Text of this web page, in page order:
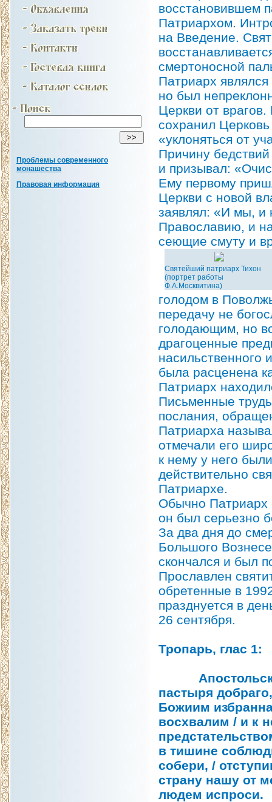
Проблемы современного
монашества
Правовая информация
восстановившем
Патриархом.
на Введение.
смертоносной
Патриарх
но был
Церкви от
сохранил
«уклоняться от
Причину
и призывал:
Ему первому
Церкви с новой
заявлял: «И мы, и
Православию, и
сеющие смуту и
Святейший патриарх Тихон
(портрет работы
Ф.А.Москвитина)
голодом в
передачу не
голодающим, но
драгоценные
насильственного
была расценена
Патриарх
Письменные
послания,
Патриарха
отмечали его
к нему у него
действительно
Патриархе.
Обычно Патриарх
он был серьезно
За два дня до
Большого
скончался и был
Прославлен
обретенные в
празднуется в
26 сентября.
Тропарь, глас 1:
Апостольских
пастыря
Божиим
восхвалим / и к
в тишине
собери, /
страну нашу от
людем испроси.